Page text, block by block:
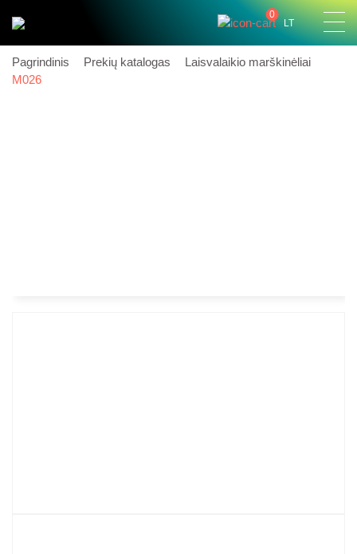
0
LT
Pagrindinis Prekių katalogas
Laisvalaikio marškinėliai
M026